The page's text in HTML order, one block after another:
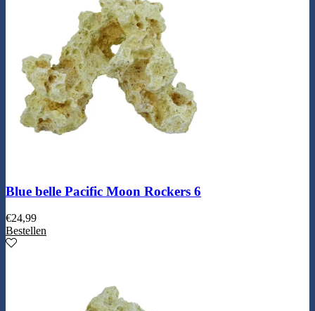
Blue belle Pacific Moon Rockers 6
€24,99
Bestellen